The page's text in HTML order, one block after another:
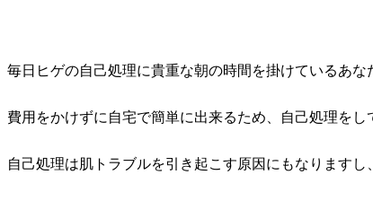
毎日ヒゲの自己処理に貴重な朝の時間を掛けているあな
費用をかけずに自宅で簡単に出来るため、自己処理を
自己処理は肌トラブルを引き起こす原因にもなります